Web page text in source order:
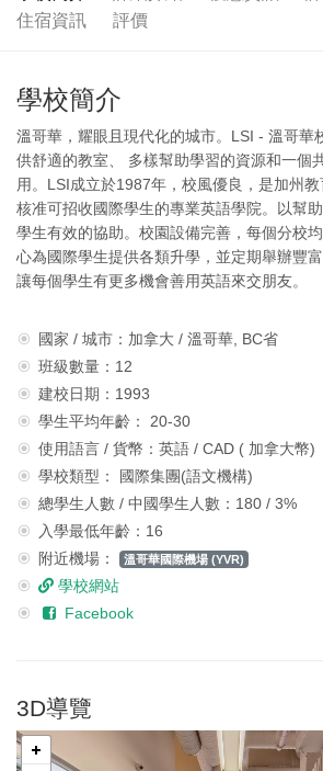
住宿資訊
評價
學校簡介
溫哥華，耀眼且現代化的城市。LSI - 溫哥華
供舒適的教室、 多樣幫助學習的資源和一個
用。LSI成立於1987年，校風優良，是加州
核准可招收國際學生的專業英語學院。以幫
學生有效的協助。校園設備完善，每個分校
心為國際學生提供各類升學，並定期舉辦豐
讓每個學生有更多機會善用英語來交朋友。
國家 / 城市：加拿大 / 溫哥華, BC省
班級數量：12
建校日期：1993
學生平均年齡： 20-30
使用語言 / 貨幣：英語 / CAD ( 加拿大幣)
學校類型： 國際集團(語文機構)
總學生人數 / 中國學生人數：180 / 3%
入學最低年齡：16
附近機場：
溫哥華國際機場 (YVR)
學校網站
Facebook
3D導覽